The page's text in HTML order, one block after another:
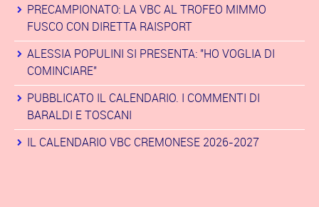
PRECAMPIONATO: LA VBC AL TROFEO MIMMO
FUSCO CON DIRETTA RAISPORT
ALESSIA POPULINI SI PRESENTA: "HO VOGLIA DI
COMINCIARE"
PUBBLICATO IL CALENDARIO. I COMMENTI DI
BARALDI E TOSCANI
IL CALENDARIO VBC CREMONESE 2026-2027